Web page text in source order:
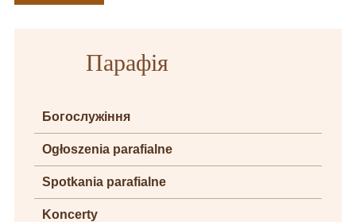
Парафія
Богослужіння
Ogłoszenia parafialne
Spotkania parafialne
Koncerty